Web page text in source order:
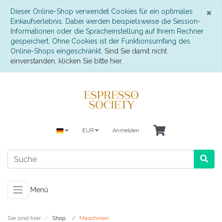
×
Dieser Online-Shop verwendet Cookies für ein optimales
Einkaufserlebnis. Dabei werden beispielsweise die Session-
Informationen oder die Spracheinstellung auf Ihrem Rechner
gespeichert. Ohne Cookies ist der Funktionsumfang des
Online-Shops eingeschränkt. Sind Sie damit nicht
einverstanden, klicken Sie bitte hier.
EUR Anmelden
Menü
Sie sind hier: Shop Maschinen